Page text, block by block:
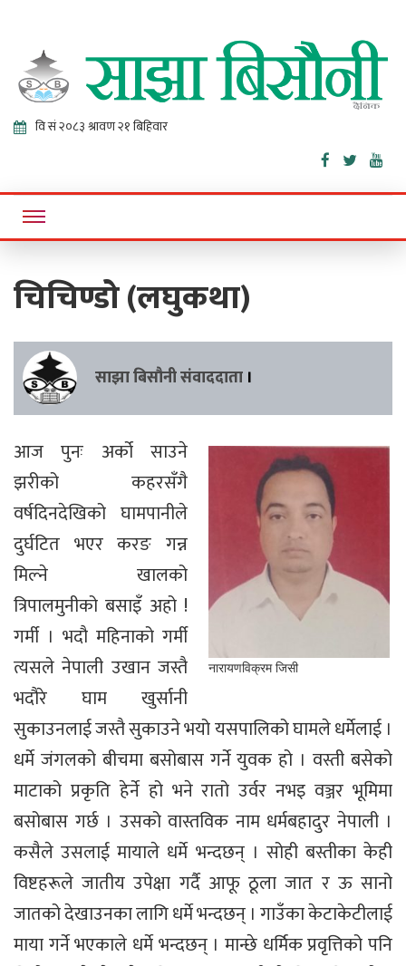
Sajha
Bisaunee
Online News Portal
चिचिण्डो (लघुकथा)
साझा बिसौनी संवाददाता ।
नारायणविक्रम जिसी
आज पुनः अर्को साउने
झरीको कहरसँगै
वर्षदिनदेखिको घामपानीले
दुर्घटित भएर करङ गन्न
मिल्ने खालको
त्रिपालमुनीको बसाइँ अहो !
गर्मी । भदौ महिनाको गर्मी
त्यसले नेपाली उखान जस्तै
भदौरे घाम खुर्सानी
सुकाउनलाई जस्तै सुकाउने भयो यसपालिको घामले धर्मेलाई ।
धर्मे जंगलको बीचमा बसोबास गर्ने युवक हो । वस्ती बसेको
माटाको प्रकृति हेर्ने हो भने रातो उर्वर नभइ वञ्जर भूमिमा
बसोबास गर्छ । उसको वास्तविक नाम धर्मबहादुर नेपाली ।
कसैले उसलाई मायाले धर्मे भन्दछन् । सोही बस्तीका केही
विष्टहरूले जातीय उपेक्षा गर्दै आफू ठूला जात र ऊ सानो
जातको देखाउनका लागि धर्मे भन्दछन् । गाउँका केटाकेटीलाई
माया गर्ने भएकाले धर्मे भन्दछन् । मान्छे धर्मिक प्रवृत्तिको पनि